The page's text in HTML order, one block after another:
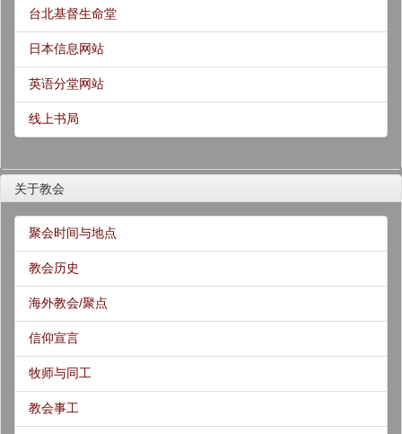
台北基督生命堂
日本信息网站
英语分堂网站
线上书局
关于教会
聚会时间与地点
教会历史
海外教会/聚点
信仰宣言
牧师与同工
教会事工